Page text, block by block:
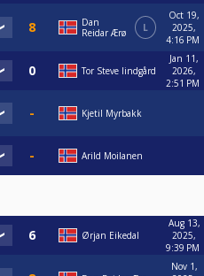
Dan
Reidar Ærø
L
Oct 19,
2025,
4:16 PM
Tor Steve lindgård
Jan 11,
2026,
2:51 PM
Kjetil Myrbakk
Arild Moilanen
Ørjan Eikedal
Aug 13,
2025,
9:39 PM
Nov 1,